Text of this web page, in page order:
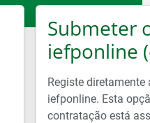
Submeter
iefponline
Registe
iefponline. Esta
contratação está